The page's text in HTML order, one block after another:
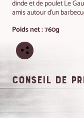
dinde et de poulet Le
amis autour d'un
Poids net : 760g
conseil de